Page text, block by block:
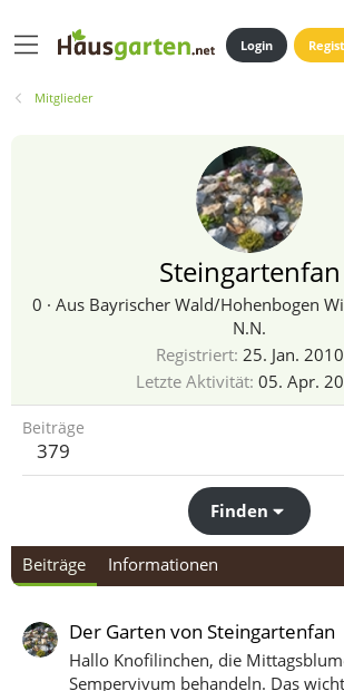
Login
Mitglieder
Steingartenfan
0 · Aus Bayrischer Wald/Hohenbogen
N.N.
Registriert 25. Jan. 2010
Letzte Aktivität 05. Apr.
Beiträge
379
Finden
Beiträge Informationen
Der Garten von Steingartenfan
Hallo Knofilinchen, die
Sempervivum behandeln. Das